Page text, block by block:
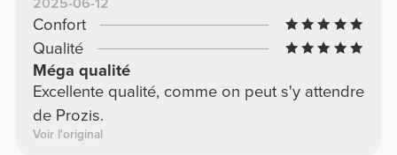
Confort
Qualité
Méga qualité
Excellente qualité, comme on peut s'y attendre
de Prozis.
Voir l'original